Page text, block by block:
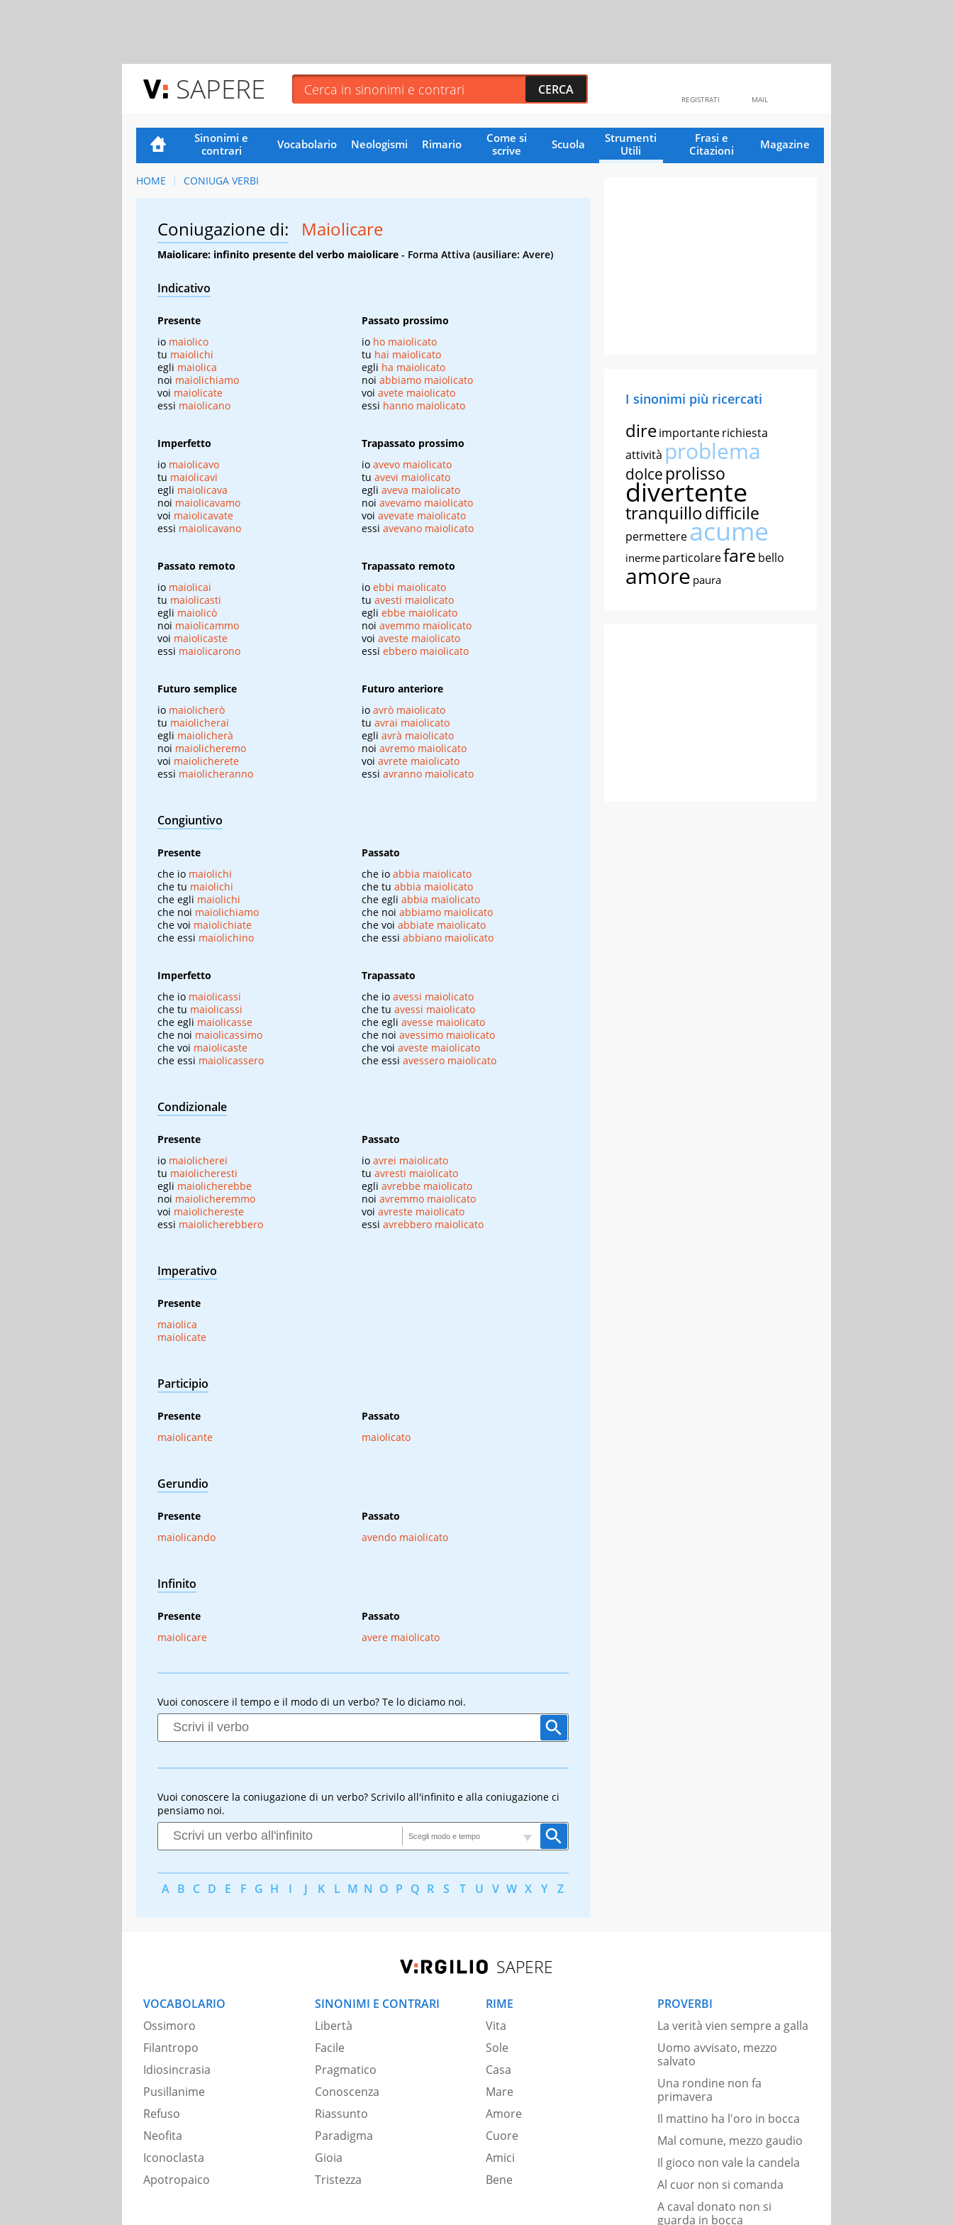
SAPERE MAIL
REGISTRATI
Sinonimi e
contrari
Vocabolario Neologismi Rimario
Come si
scrive
Scuola
Strumenti
Utili
Frasi e
Citazioni
Magazine
HOME CONIUGA VERBI
Coniugazione di: Maiolicare
Maiolicare: infinito presente del verbo maiolicare - Forma Attiva (ausiliare: Avere)
Indicativo
Presente
io maiolico
tu maiolichi
egli maiolica
noi maiolichiamo
voi maiolicate
essi maiolicano
Passato prossimo
io ho maiolicato
tu hai maiolicato
egli ha maiolicato
noiabbiamo maiolicato
voiavete maiolicato
essi hanno maiolicato
Imperfetto
io maiolicavo
tu maiolicavi
egli maiolicava
noi maiolicavamo
voi maiolicavate
essi maiolicavano
Trapassato prossimo
ioavevo maiolicato
tuavevi maiolicato
egliaveva maiolicato
noiavevamo maiolicato
voiavevate maiolicato
essiavevano maiolicato
Passato remoto
io maiolicai
tu maiolicasti
egli maiolicò
noi maiolicammo
voi maiolicaste
essi maiolicarono
Trapassato remoto
ioebbi maiolicato
tuavesti maiolicato
egliebbe maiolicato
noiavemmo maiolicato
voiaveste maiolicato
essiebbero maiolicato
Futuro semplice
io maiolicherò
tu maiolicherai
egli maiolicherà
noi maiolicheremo
voi maiolicherete
essi maiolicheranno
Futuro anteriore
ioavrò maiolicato
tuavrai maiolicato
egliavrà maiolicato
noiavremo maiolicato
voiavrete maiolicato
essiavranno maiolicato
Congiuntivo
Presente
che io maiolichi
che tu maiolichi
che egli maiolichi
che noi maiolichiamo
che voi maiolichiate
che essi maiolichino
Passato
che ioabbia maiolicato
che tuabbia maiolicato
che egliabbia maiolicato
che noiabbiamo maiolicato
che voiabbiate maiolicato
che essiabbiano maiolicato
Imperfetto
che io maiolicassi
che tu maiolicassi
che egli maiolicasse
che noi maiolicassimo
che voi maiolicaste
che essi maiolicassero
Trapassato
che ioavessi maiolicato
che tuavessi maiolicato
che egliavesse maiolicato
che noiavessimo maiolicato
che voiaveste maiolicato
che essiavessero maiolicato
Condizionale
Presente
io maiolicherei
tu maiolicheresti
egli maiolicherebbe
noi maiolicheremmo
voi maiolichereste
essi maiolicherebbero
Passato
ioavrei maiolicato
tuavresti maiolicato
egliavrebbe maiolicato
noiavremmo maiolicato
voiavreste maiolicato
essiavrebbero maiolicato
Imperativo
Presente
maiolica
maiolicate
Participio
Presente
maiolicante
Passato
maiolicato
Gerundio
Presente
maiolicando
Passato
avendo maiolicato
Infinito
Presente
maiolicare
Passato
avere maiolicato
Vuoi conoscere il tempo e il modo di un verbo? Te lo diciamo noi.
Vuoi conoscere la coniugazione di un verbo? Scrivilo all'infinito e alla coniugazione ci
pensiamo noi.
A B C D E F G H I J K L M N O P Q R S T U V W X Y Z
I sinonimi più ricercati
direimportanterichiesta
attività problema
dolce prolisso
divertente
tranquillodifficile
permettereacume
inerme particolarefare bello
amore paura
SAPERE
VOCABOLARIO
Ossimoro
Filantropo
Idiosincrasia
Pusillanime
Refuso
Neofita
Iconoclasta
Apotropaico
SINONIMI E CONTRARI
Libertà
Facile
Pragmatico
Conoscenza
Riassunto
Paradigma
Gioia
Tristezza
RIME
Vita
Sole
Casa
Mare
Amore
Cuore
Amici
Bene
PROVERBI
La verità vien sempre a galla
Uomo avvisato, mezzo
salvato
Una rondine non fa
primavera
Il mattino ha l'oro in bocca
Mal comune, mezzo gaudio
Il gioco non vale la candela
Al cuor non si comanda
A caval donato non si
guarda in bocca